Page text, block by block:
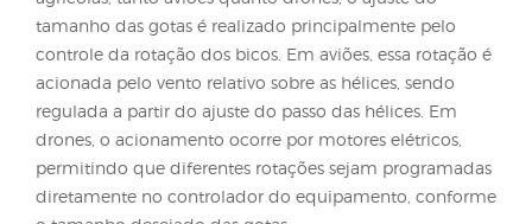
4. Ajuste do
de gotas
A principal forma de ajustar o tamanho das gotas
por meio dos dispositivos geradores utilizados nos
equipamentos de aplicação. Nos pulverizadores